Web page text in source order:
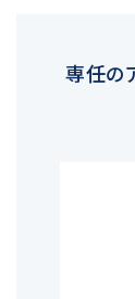
専任の